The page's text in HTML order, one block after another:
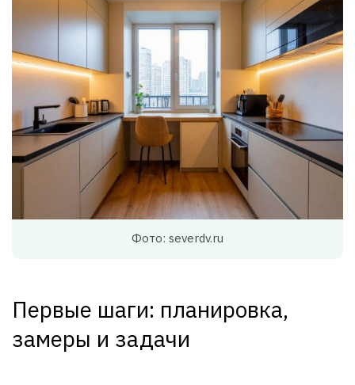
Фото: severdv.ru
Первые шаги: планировка,
замеры и задачи